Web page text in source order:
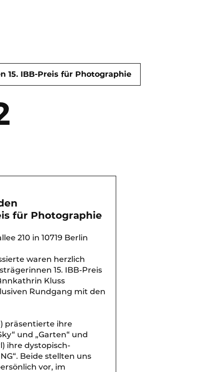
15. IBB-Preis für Photographie
für Photographie
210 in 10719 Berlin
waren herzlich
15. IBB-Preis
Kluss
Rundgang mit den
präsentierte ihre
und „Garten“ und
ihre dystopisch-
Beide stellten uns
vor, im